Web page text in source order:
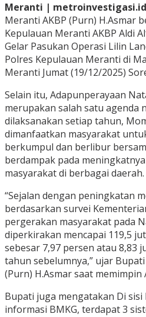
Meranti |
Meranti AKBP (Purn) H.Asmar
Kepulauan Meranti AKBP Aldi
Gelar Pasukan Operasi Lilin
Polres Kepulauan Meranti di
Meranti Jumat (19/12/2025)
Selain itu, Adapunperayaan
merupakan salah satu agenda
dilaksanakan setiap tahun,
dimanfaatkan masyarakat
berkumpul dan berlibur
berdampak pada
masyarakat di berbagai daerah.
“Sejalan dengan peningkatan
berdasarkan survei
pergerakan masyarakat pada
diperkirakan mencapai 119,5
sebesar 7,97 persen atau 8,83
tahun sebelumnya,” ujar
(Purn) H.Asmar saat memimpin
Bupati juga mengatakan Di
informasi BMKG, terdapat 3